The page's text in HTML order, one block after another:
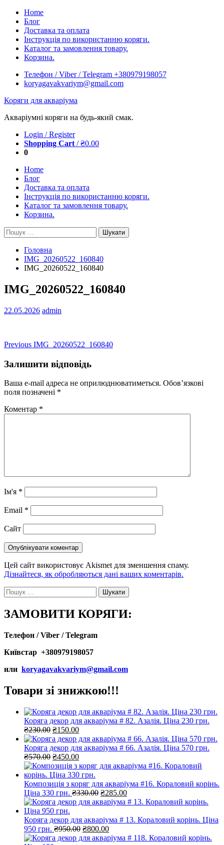
Skip
content
Home
Блог
Доставка та оплата
Інструкція по використанню коряги.
Каталог та замовлення товару.
Корзина.
Телефон / Viber / Telegram +380979198057
koryagavakvariym@gmail.com
Коряги для акваріума
Акваріумні коряги на будь-який смак.
Login / Register
Shopping Cart /₴0.00
0
Home
Блог
Доставка та оплата
Інструкція по використанню коряги.
Каталог та замовлення товару.
Корзина.
Пошук:
Головна
IMG_20260522_160840
IMG_20260522_160840
IMG_20260522_160840
22.05.2026 admin
Навігація
записів
Previous Previous
IMG_20260522_160840
Залишити відповідь
Ваша e-mail адреса не оприлюднюватиметься. Обов’язкові
поля позначені *
Коментар *
Ім'я *
Email *
Сайт
Цей сайт використовує Akismet для зменшення спаму.
Дізнайтеся, як обробляються дані ваших коментарів.
Пошук:
ЗАМОВИТИ КОРЯГИ:
Телефон / Viber / Telegram
Київстар +380979198057
или koryagavakvariym@gmail.com
Товари зі знижкою!!!
Коряга декор для акваріума # 82. Азалія. Ціна 230 грн.
₴230.00 Оригінальна
ціна:
₴230.00.
₴150.00Поточна
ціна:
₴150.00.
Коряга декор для акваріума # 66. Азалія. Ціна 570 грн.
₴570.00 Оригінальна
ціна:
₴570.00.
₴450.00Поточна
ціна:
₴450.00.
Композиція з коряг для акваріума #16. Кораловий корінь.
Ціна 330 грн. ₴330.00 Оригінальна
ціна:
₴285.00Поточна
ціна:
Коряга декор для акваріума # 13. Кораловий корінь. Ціна
950 грн. ₴950.00 Оригінальна
ціна:
₴800.00Поточна
ціна: